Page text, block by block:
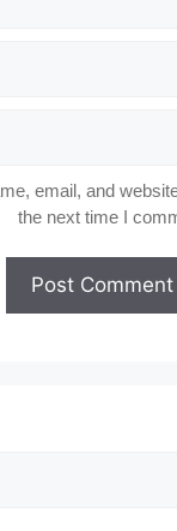
email, and
the next time I